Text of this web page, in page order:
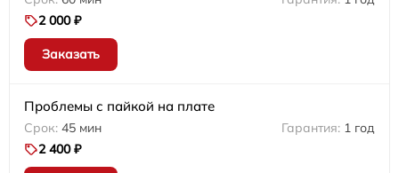
2 000 ₽
Заказать
Проблемы с пайкой на плате
45 мин
1 год
2 400 ₽